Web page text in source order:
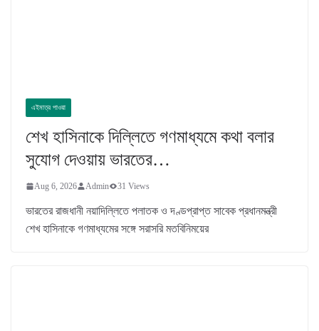
এইমাত্র পাওয়া
শেখ হাসিনাকে দিল্লিতে গণমাধ্যমে কথা বলার
সুযোগ দেওয়ায় ভারতের…
Aug 6, 2026 Admin 31 Views
ভারতের রাজধানী নয়াদিল্লিতে পলাতক ও দণ্ডপ্রাপ্ত সাবেক প্রধানমন্ত্রী
শেখ হাসিনাকে গণমাধ্যমের সঙ্গে সরাসরি মতবিনিময়ের